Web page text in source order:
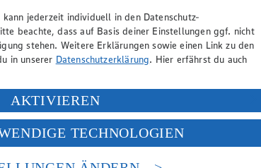
Recht, den auf dieser Website bereitgestellten Text
von Bildmaterial oder Grafiken aus dieser Website
Firma und Anschriften unserer Märkte finden
einem Streitbeilegungsverfahren vor einer
jederzeit individuell in den Datenschutz-
beachte, dass auf Basis deiner Einstellungen ggf. nicht
stehen. Weitere Erklärungen sowie einen Link zu den
in unserer Datenschutzerklärung. Hier erfährst du auch
Daten in den USA durch Facebook und YouTube:
du im Sinne des Art. 49 Abs. 1 Satz 1 lit. a) DSGVO
werden. Der EuGH sieht die USA als Land mit
nicht angemessenen Datenschutzniveau an. Es besteht das
Behörden.
AKTIVIEREN
TECHNOLOGIEN